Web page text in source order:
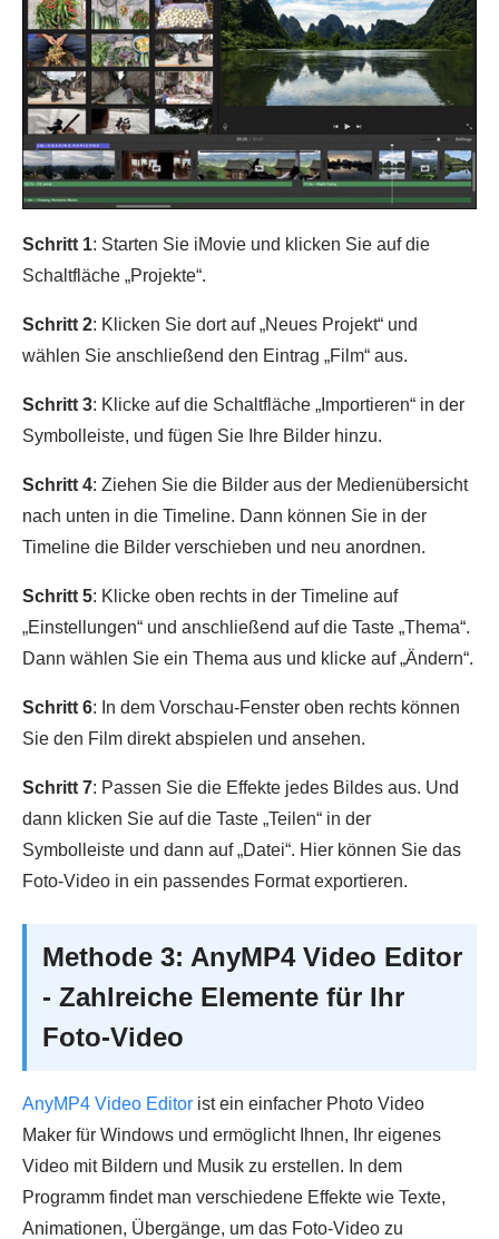
Schritt 1: Starten Sie iMovie und klicken Sie auf die
Schaltfläche „Projekte“.
Schritt 2: Klicken Sie dort auf „Neues Projekt“ und
wählen Sie anschließend den Eintrag „Film“ aus.
Schritt 3: Klicke auf die Schaltfläche „Importieren“ in der
Symbolleiste, und fügen Sie Ihre Bilder hinzu.
Schritt 4: Ziehen Sie die Bilder aus der Medienübersicht
nach unten in die Timeline. Dann können Sie in der
Timeline die Bilder verschieben und neu anordnen.
Schritt 5: Klicke oben rechts in der Timeline auf
„Einstellungen“ und anschließend auf die Taste „Thema“.
Dann wählen Sie ein Thema aus und klicke auf „Ändern“.
Schritt 6: In dem Vorschau-Fenster oben rechts können
Sie den Film direkt abspielen und ansehen.
Schritt 7: Passen Sie die Effekte jedes Bildes aus. Und
dann klicken Sie auf die Taste „Teilen“ in der
Symbolleiste und dann auf „Datei“. Hier können Sie das
Foto-Video in ein passendes Format exportieren.
Methode 3: AnyMP4 Video Editor
- Zahlreiche Elemente für Ihr
Foto-Video
AnyMP4 Video Editor ist ein einfacher Photo Video
Maker für Windows und ermöglicht Ihnen, Ihr eigenes
Video mit Bildern und Musik zu erstellen. In dem
Programm findet man verschiedene Effekte wie Texte,
Animationen, Übergänge, um das Foto-Video zu